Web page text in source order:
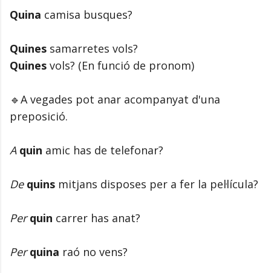
Quina camisa busques?
Quines samarretes vols?
Quines vols? (En funció de pronom)
🔹A vegades pot anar acompanyat d'una
preposició.
A quin amic has de telefonar?
De quins mitjans disposes per a fer la pel·lícula?
Per quin carrer has anat?
Per quina raó no vens?